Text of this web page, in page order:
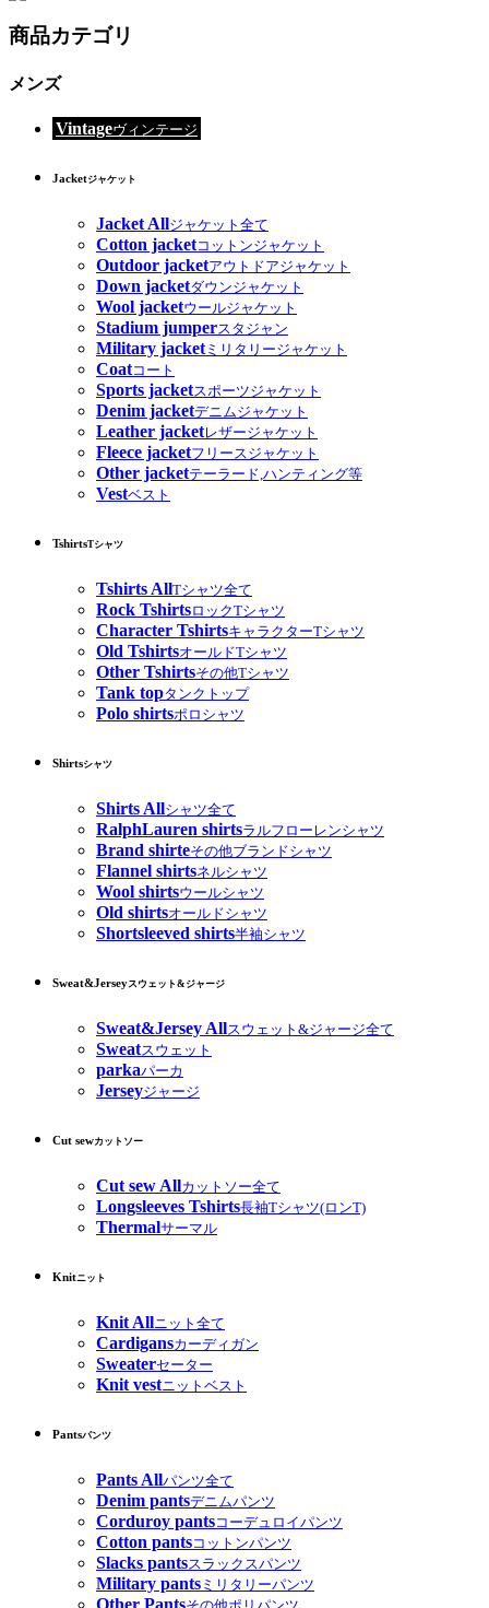
商品カテゴリ
メンズ
Vintageヴィンテージ
Jacketジャケット
Jacket Allジャケット全て
Cotton jacketコットンジャケット
Outdoor jacketアウトドアジャケット
Down jacketダウンジャケット
Wool jacketウールジャケット
Stadium jumperスタジャン
Military jacketミリタリージャケット
Coatコート
Sports jacketスポーツジャケット
Denim jacketデニムジャケット
Leather jacketレザージャケット
Fleece jacketフリースジャケット
Other jacketテーラード,ハンティング等
Vestベスト
TshirtsTシャツ
Tshirts AllTシャツ全て
Rock TshirtsロックTシャツ
Character TshirtsキャラクターTシャツ
Old TshirtsオールドTシャツ
Other Tshirtsその他Tシャツ
Tank topタンクトップ
Polo shirtsポロシャツ
Shirtsシャツ
Shirts Allシャツ全て
RalphLauren shirtsラルフローレンシャツ
Brand shirteその他ブランドシャツ
Flannel shirtsネルシャツ
Wool shirtsウールシャツ
Old shirtsオールドシャツ
Shortsleeved shirts半袖シャツ
Sweat&Jerseyスウェット&ジャージ
Sweat&Jersey Allスウェット&ジャージ全て
Sweatスウェット
parkaパーカ
Jerseyジャージ
Cut sewカットソー
Cut sew Allカットソー全て
Longsleeves Tshirts長袖Tシャツ(ロンT)
Thermalサーマル
Knitニット
Knit Allニット全て
Cardigansカーディガン
Sweaterセーター
Knit vestニットベスト
Pantsパンツ
Pants Allパンツ全て
Denim pantsデニムパンツ
Corduroy pantsコーデュロイパンツ
Cotton pantsコットンパンツ
Slacks pantsスラックスパンツ
Military pants ミリタリーパンツ
Other Pants